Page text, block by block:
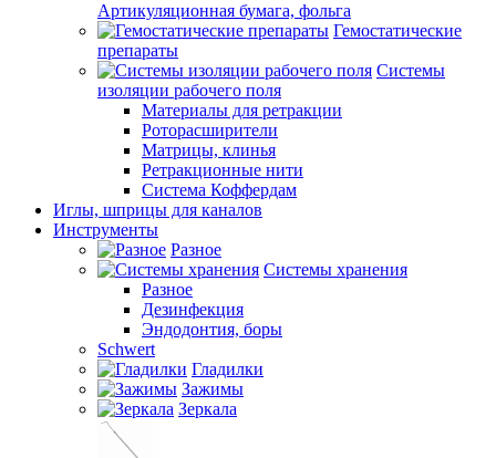
Артикуляционная бумага, фольга
Гемостатические
препараты
Системы
изоляции рабочего поля
Материалы для ретракции
Роторасширители
Матрицы, клинья
Ретракционные нити
Система Коффердам
Иглы, шприцы для каналов
Инструменты
Разное
Системы хранения
Разное
Дезинфекция
Эндодонтия, боры
Schwert
Гладилки
Зажимы
Зеркала